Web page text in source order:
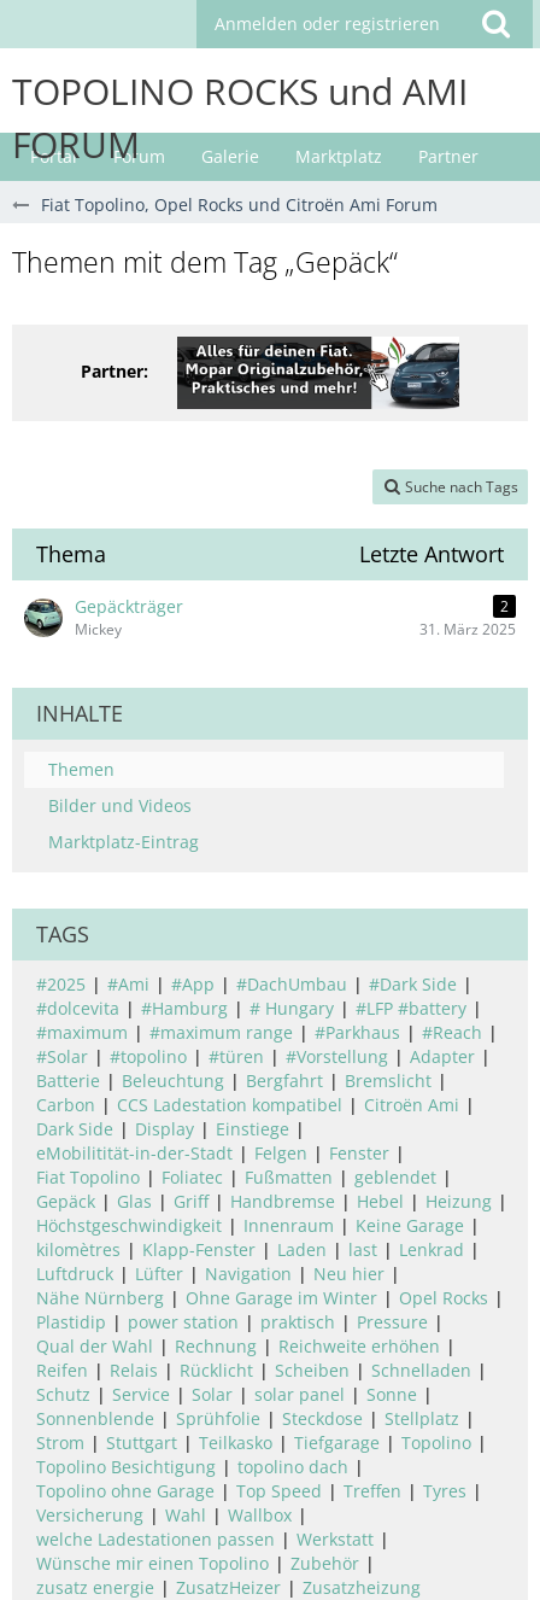
Anmelden oder registrieren
TOPOLINO ROCKS und AMI
FORUM
Portal Forum Galerie Marktplatz Partner
Fiat Topolino, Opel Rocks und Citroën Ami Forum
Themen mit dem Tag „Gepäck“
Partner:
Suche nach Tags
Thema Letzte Antwort
Gepäckträger
2
Mickey
31. März 2025
INHALTE
Themen
Bilder und Videos
Marktplatz-Eintrag
TAGS
#2025 #Ami #App #DachUmbau
#Dark Side
#dolcevita
#Hamburg # Hungary
#LFP #battery
#maximum
#maximum range #Parkhaus
#Reach
#Solar
#topolino #türen #Vorstellung
Adapter
Batterie
Beleuchtung Bergfahrt
Bremslicht
Carbon
CCS Ladestation kompatibel
Citroën Ami
Dark Side
Display
Einstiege
eMobilitität-in-der-Stadt
Felgen
Fenster
Fiat Topolino
Foliatec Fußmatten
geblendet
Gepäck
Glas Griff Handbremse Hebel
Heizung
Höchstgeschwindigkeit
Innenraum
Keine Garage
kilomètres
Klapp-Fenster Laden last
Lenkrad
Luftdruck
Lüfter Navigation
Neu hier
Nähe Nürnberg
Ohne Garage im Winter
Opel Rocks
Plastidip
power station praktisch
Pressure
Qual der Wahl
Rechnung
Reichweite erhöhen
Reifen
Relais Rücklicht Scheiben
Schnelladen
Schutz
Service Solar solar panel
Sonne
Sonnenblende
Sprühfolie Steckdose
Stellplatz
Strom
Stuttgart Teilkasko Tiefgarage
Topolino
Topolino Besichtigung
topolino dach
Topolino ohne Garage
Top Speed Treffen
Tyres
Versicherung
Wahl
Wallbox
welche Ladestationen passen
Werkstatt
Wünsche mir einen Topolino
Zubehör
zusatz energie
ZusatzHeizer Zusatzheizung